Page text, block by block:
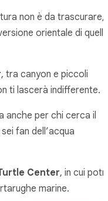
non è da trascurare,
orientale di
, tra canyon e piccoli
ti lascerà indifferente.
anche per chi cerca il
fan dell’acqua
Center, in cui
marine.